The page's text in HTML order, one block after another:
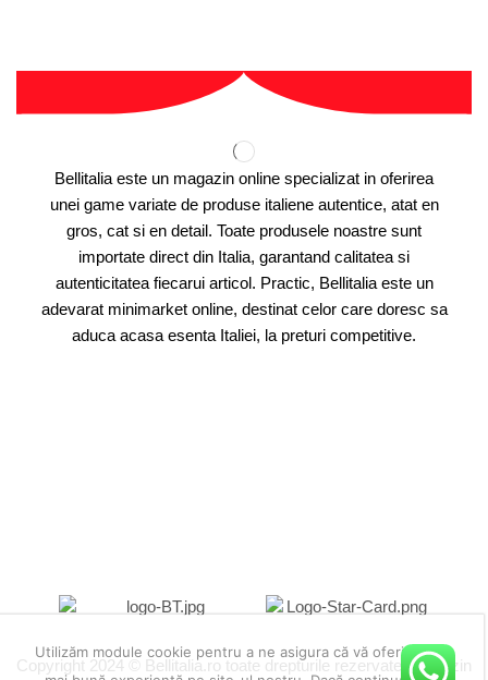
Bellitalia este un magazin online specializat in oferirea
unei game variate de produse italiene autentice, atat en
gros, cat si en detail. Toate produsele noastre sunt
importate direct din Italia, garantand calitatea si
autenticitatea fiecarui articol. Practic, Bellitalia este un
adevarat minimarket online, destinat celor care doresc sa
aduca acasa esenta Italiei, la preturi competitive.
Copyright 2024 © Bellitalia.ro toate drepturile rezervate. Magazin
Utilizăm module cookie pentru a ne asigura că vă oferim cea